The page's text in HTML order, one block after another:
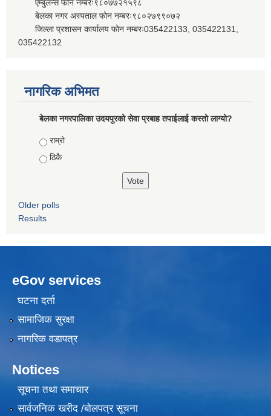
एम्बुलेन्स फोन नम्बरः९८०७७२१५९८
बेलका नगर अस्पताल फोन नम्बरः९८०२७९९०७२
जिल्ला प्रशासन कार्यालय फोन नम्बरः035422133, 035422131,
035422132
नागरिक अभिमत
बेलका नगरपालिका उदयपुरको सेवा प्रबाह तपाईलाई कस्तो लाग्यो?
Choices
राम्रो
ठिकै
Older polls
Results
eGov services
घटना दर्ता
सामाजिक सुरक्षा
नागरिक वडापत्र
Notices
सूचना तथा समाचार
सार्वजनिक खरीद /बोलपत्र सूचना